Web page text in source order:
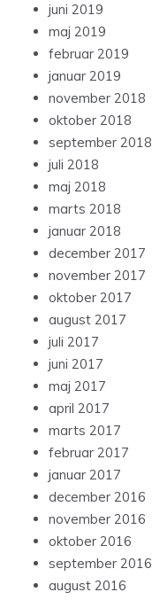
juni 2019
maj 2019
februar 2019
januar 2019
november 2018
oktober 2018
september 2018
juli 2018
maj 2018
marts 2018
januar 2018
december 2017
november 2017
oktober 2017
august 2017
juli 2017
juni 2017
maj 2017
april 2017
marts 2017
februar 2017
januar 2017
december 2016
november 2016
oktober 2016
september 2016
august 2016